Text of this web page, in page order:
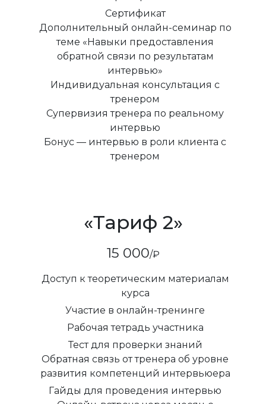
Сертификат
Дополнительный онлайн-семинар по
теме «Навыки предоставления
обратной связи по результатам
интервью»
Индивидуальная консультация с
тренером
Супервизия тренера по реальному
интервью
Бонус — интервью в роли клиента с
тренером
«Тариф 2»
15 000/₽
Доступ к теоретическим материалам
курса
Участие в онлайн-тренинге
Рабочая тетрадь участника
Тест для проверки знаний
Обратная связь от тренера об уровне
развития компетенций интервьюера
Гайды для проведения интервью